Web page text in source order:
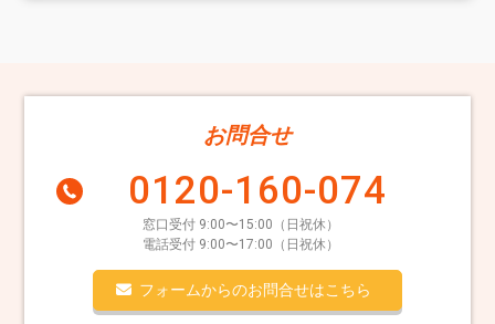
お問合せ
0120-160-074
窓口受付 9:00〜15:00（日祝休）
電話受付 9:00〜17:00（日祝休）
フォームからのお問合せはこちら